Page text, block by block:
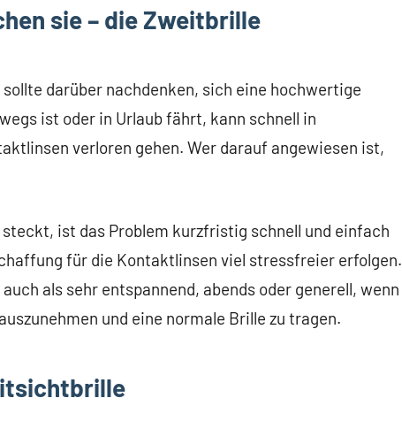
sie – die Zweitbrille
darüber nachdenken, sich eine hochwertige
ist oder in Urlaub fährt, kann schnell in
verloren gehen. Wer darauf angewiesen ist,
ist das Problem kurzfristig schnell und einfach
für die Kontaktlinsen viel stressfreier erfolgen.
als sehr entspannend, abends oder generell, wenn
und eine normale Brille zu tragen.